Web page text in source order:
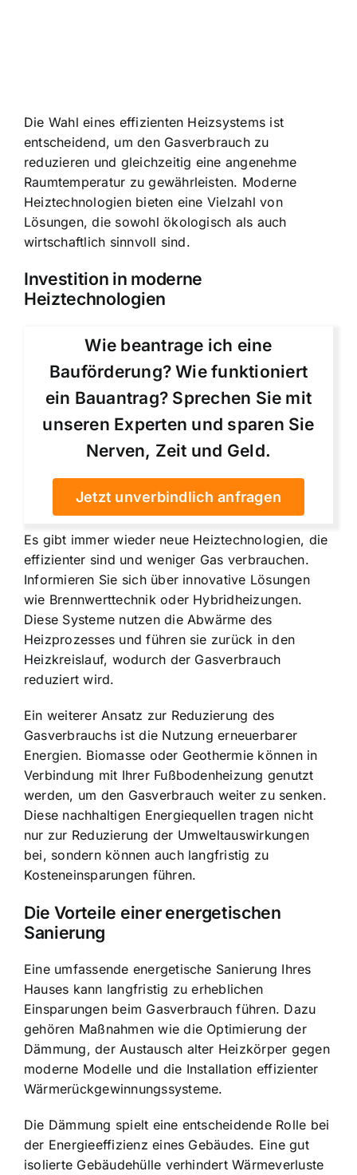
Die Wahl eines effizienten Heizsystems ist
entscheidend, um den Gasverbrauch zu
reduzieren und gleichzeitig eine angenehme
Raumtemperatur zu gewährleisten. Moderne
Heiztechnologien bieten eine Vielzahl von
Lösungen, die sowohl ökologisch als auch
wirtschaftlich sinnvoll sind.
Investition in moderne
Heiztechnologien
Wie beantrage ich eine
Bauförderung? Wie funktioniert
ein Bauantrag? Sprechen Sie mit
unseren Experten und sparen Sie
Nerven, Zeit und Geld.
Jetzt unverbindlich anfragen
Es gibt immer wieder neue Heiztechnologien, die
effizienter sind und weniger Gas verbrauchen.
Informieren Sie sich über innovative Lösungen
wie Brennwerttechnik oder Hybridheizungen.
Diese Systeme nutzen die Abwärme des
Heizprozesses und führen sie zurück in den
Heizkreislauf, wodurch der Gasverbrauch
reduziert wird.
Ein weiterer Ansatz zur Reduzierung des
Gasverbrauchs ist die Nutzung erneuerbarer
Energien. Biomasse oder Geothermie können in
Verbindung mit Ihrer Fußbodenheizung genutzt
werden, um den Gasverbrauch weiter zu senken.
Diese nachhaltigen Energiequellen tragen nicht
nur zur Reduzierung der Umweltauswirkungen
bei, sondern können auch langfristig zu
Kosteneinsparungen führen.
Die Vorteile einer energetischen
Sanierung
Eine umfassende energetische Sanierung Ihres
Hauses kann langfristig zu erheblichen
Einsparungen beim Gasverbrauch führen. Dazu
gehören Maßnahmen wie die Optimierung der
Dämmung, der Austausch alter Heizkörper gegen
moderne Modelle und die Installation effizienter
Wärmerückgewinnungssysteme.
Die Dämmung spielt eine entscheidende Rolle bei
der Energieeffizienz eines Gebäudes. Eine gut
isolierte Gebäudehülle verhindert Wärmeverluste